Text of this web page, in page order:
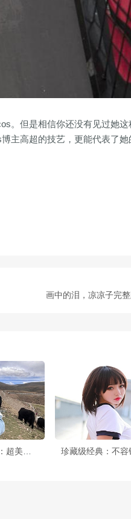
。但是相信你还没有见过她
高超的技艺，更能代表了她
画中的泪，凉凉子完